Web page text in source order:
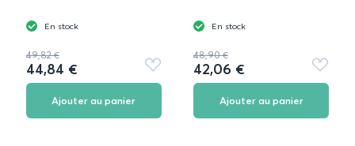
En stock
49,82 €
44,84 €
Ajouter
aux
Ajouter au panier
En stock
48,90 €
42,06 €
Ajouter
aux
Ajouter au panier